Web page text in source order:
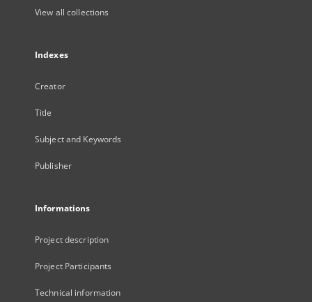
View all collections
Indexes
Creator
Title
Subject and Keywords
Publisher
Informations
Project description
Project Participants
Technical information